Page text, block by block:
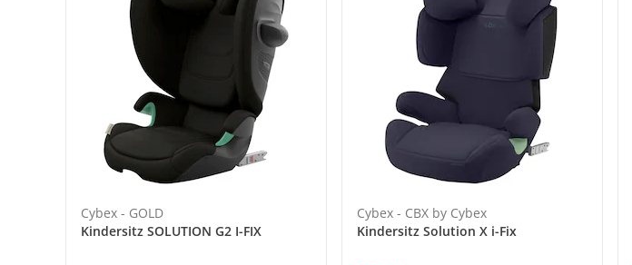
Cybex - GOLD
Kindersitz SOLUTION G2 I-FIX
Cybex - CBX by Cybex
Kindersitz Solution X i-Fix